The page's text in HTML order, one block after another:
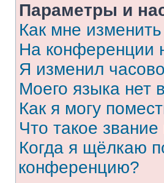
Параметры и
Как мне
На конференции
Я изменил
Моего языка нет
Как я могу
Что такое
Когда я щёлкаю
конференцию?